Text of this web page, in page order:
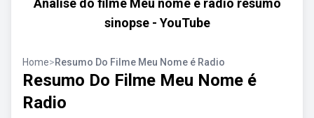
Analise do filme Meu nome é rádio resumo
sinopse - YouTube
Home>Resumo Do Filme Meu Nome é Radio
Resumo Do Filme Meu Nome é
Radio